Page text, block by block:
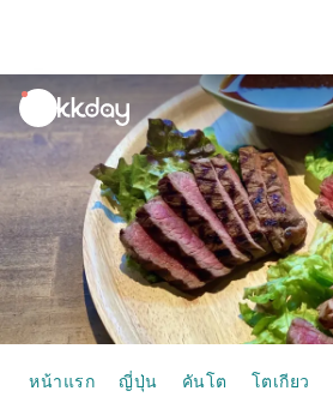
unread
notifications
หน้าแรก ญี่ปุ่น คันโต โตเกียว